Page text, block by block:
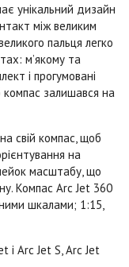
унікальний дизайн
між великим
пальця легко
м’якому та
і прогумовані
залишався на
свій компас, щоб
на
масштабу, що
Компас Arc Jet 360
шкалами; 1:15,
і Arc Jet S, Arc Jet